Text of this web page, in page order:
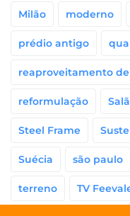
Milão moderno
prédio antigo
reaproveitamento
reformulação
Steel Frame
Suécia são paulo
terreno TV